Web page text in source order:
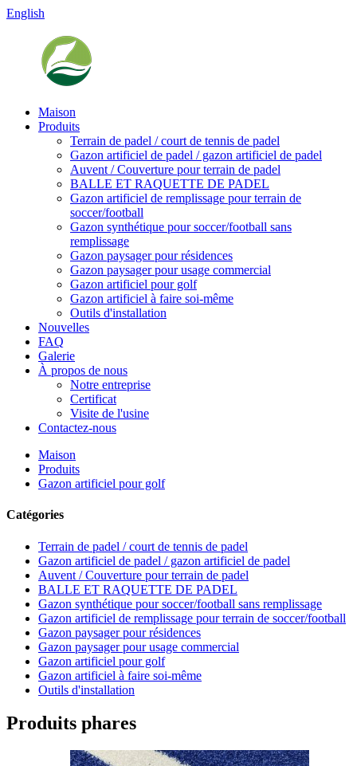
English
Maison
Produits
Terrain de padel / court de tennis de padel
Gazon artificiel de padel / gazon artificiel de padel
Auvent / Couverture pour terrain de padel
BALLE ET RAQUETTE DE PADEL
Gazon artificiel de remplissage pour terrain de
soccer/football
Gazon synthétique pour soccer/football sans
remplissage
Gazon paysager pour résidences
Gazon paysager pour usage commercial
Gazon artificiel pour golf
Gazon artificiel à faire soi-même
Outils d'installation
Nouvelles
FAQ
Galerie
À propos de nous
Notre entreprise
Certificat
Visite de l'usine
Contactez-nous
Maison
Produits
Gazon artificiel pour golf
Catégories
Terrain de padel / court de tennis de padel
Gazon artificiel de padel / gazon artificiel de padel
Auvent / Couverture pour terrain de padel
BALLE ET RAQUETTE DE PADEL
Gazon synthétique pour soccer/football sans remplissage
Gazon artificiel de remplissage pour terrain de soccer/football
Gazon paysager pour résidences
Gazon paysager pour usage commercial
Gazon artificiel pour golf
Gazon artificiel à faire soi-même
Outils d'installation
Produits phares